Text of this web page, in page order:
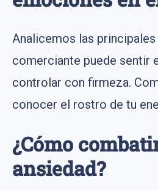
Analicemos las
comerciante puede sentir
controlar con firmeza.
conocer el rostro de tu
¿Cómo
ansiedad?